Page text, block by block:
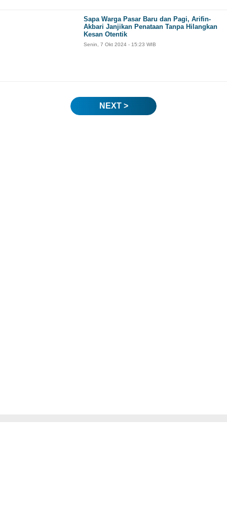
Sapa Warga Pasar Baru dan Pagi, Arifin-
Akbari Janjikan Penataan Tanpa Hilangkan
Kesan Otentik
Senin, 7 Okt 2024 - 15:23 WIB
NEXT >